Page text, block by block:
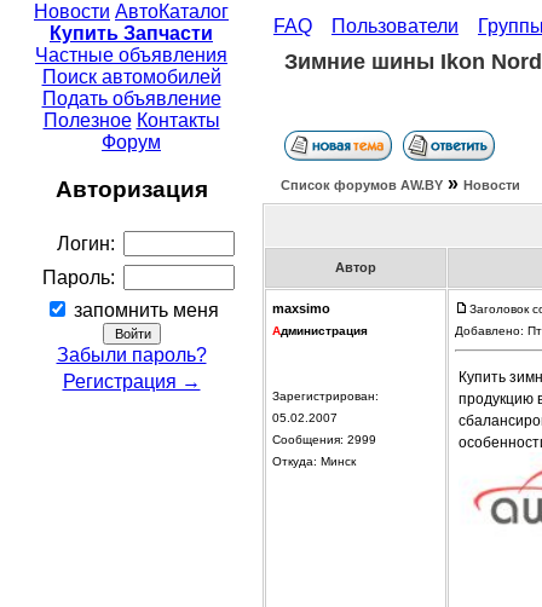
Новости АвтоКаталог
Купить Запчасти
Частные объявления
Поиск автомобилей
Подать объявление
Полезное Контакты
Форум
Авторизация
Логин:
Пароль:
запомнить меня
Забыли пароль?
Регистрация →
FAQ Пользователи
Зимние шины Ikon
Список форумов АW.BY » Новости
Автор
maxsimo
Администрация
Зарегистрирован:
05.02.2007
Сообщения: 2999
Откуда: Минск
Заголовок
Добавлено:
Купить
продукцию